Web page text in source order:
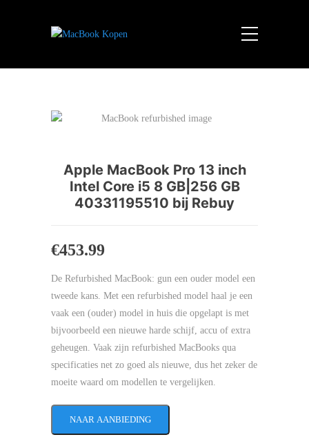
Apple MacBook Pro 13 inch
Intel Core i5 8 GB|256 GB
40331195510 bij Rebuy
€453.99
De Refurbished MacBook: gun een ouder model een
tweede kans. Met een refurbished model haal je een
vaak een (ouder) model in huis die opgelapt is met
bijvoorbeeld een nieuwe harde schijf, accu of extra
geheugen. Vaak zijn refurbished MacBooks qua
specificaties net zo goed als nieuwe, dus het zeker de
moeite waard om modellen te vergelijken.
NAAR AANBIEDING